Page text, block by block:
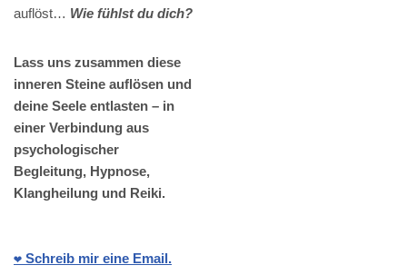
auflöst… Wie fühlst du dich?
Lass uns zusammen diese
inneren Steine auflösen und
deine Seele entlasten – in
einer Verbindung aus
psychologischer
Begleitung, Hypnose,
Klangheilung und Reiki.
❤️ Schreib mir eine Email.